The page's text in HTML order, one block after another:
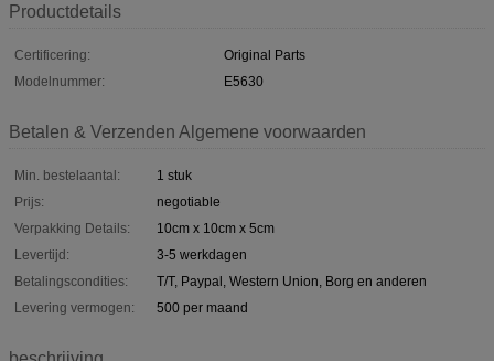
Productdetails
Certificering:
Original Parts
Modelnummer:
E5630
Betalen & Verzenden Algemene voorwaarden
Min. bestelaantal:
1 stuk
Prijs:
negotiable
Verpakking Details:
10cm x 10cm x 5cm
Levertijd:
3-5 werkdagen
Betalingscondities:
T/T, Paypal, Western Union, Borg en anderen
Levering vermogen:
500 per maand